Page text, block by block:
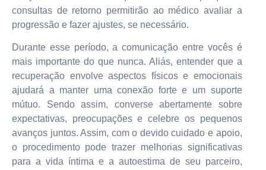
consultas de retorno permitirão ao médico avaliar a
progressão e fazer ajustes, se necessário.
Durante esse período, a comunicação entre vocês é
mais importante do que nunca. Aliás, entender que a
recuperação envolve aspectos físicos e emocionais
ajudará a manter uma conexão forte e um suporte
mútuo. Sendo assim, converse abertamente sobre
expectativas, preocupações e celebre os pequenos
avanços juntos. Assim, com o devido cuidado e apoio,
o procedimento pode trazer melhorias significativas
para a vida íntima e a autoestima de seu parceiro,